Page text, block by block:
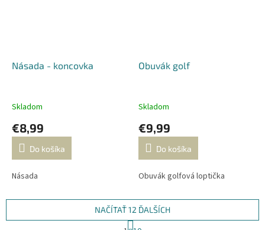
Násada - koncovka
Skladom
€8,99
Do košíka
Násada
Obuvák golf
Skladom
€9,99
Do košíka
Obuvák golfová loptička
NAČÍTAŤ 12 ĎALŠÍCH